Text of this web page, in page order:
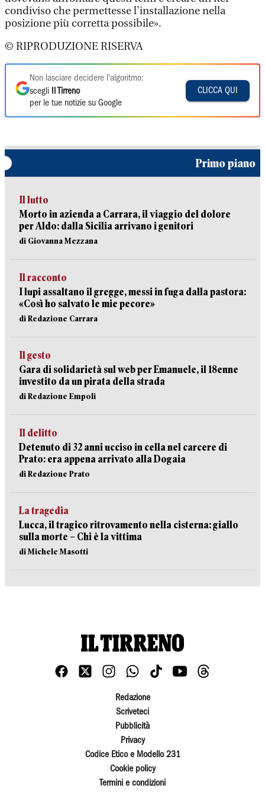
condiviso che permettesse l'installazione nella
posizione più corretta possibile».
© RIPRODUZIONE RISERVA
Non lasciare decidere l'algoritmo:
scegli
Il Tirreno
per le tue notizie su Google
CLICCA QUI
Primo piano
Il lutto
Morto in azienda a Carrara, il viaggio del dolore
per Aldo: dalla Sicilia arrivano i genitori
di Giovanna Mezzana
Il racconto
I lupi assaltano il gregge, messi in fuga dalla pastora:
«Così ho salvato le mie pecore»
di Redazione Carrara
Il gesto
Gara di solidarietà sul web per Emanuele, il 18enne
investito da un pirata della strada
di Redazione Empoli
Il delitto
Detenuto di 32 anni ucciso in cella nel carcere di
Prato: era appena arrivato alla Dogaia
di Redazione Prato
La tragedia
Lucca, il tragico ritrovamento nella cisterna: giallo
sulla morte – Chi è la vittima
di Michele Masotti
Redazione
Scriveteci
Pubblicità
Privacy
Codice Etico e Modello 231
Cookie policy
Termini e condizioni